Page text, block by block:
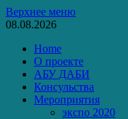
Перейти
к
Верхнее меню
08.08.2026
Home
О проекте
АБУ ДАБИ
Консульства
Мероприятия
экспо 2020